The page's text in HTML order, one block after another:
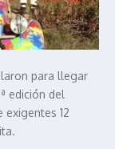
para llegar
edición del
exigentes 12